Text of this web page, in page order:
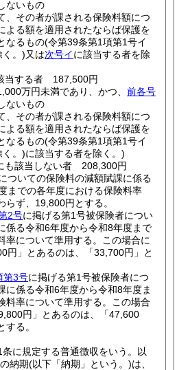
ないもの
、その者が課される保険料額につ
よる額を適用されたならば保護を
なるもの(令第39条第1項第1号イ
く。)又は次号イに該当する者を除
当する者 187,500円
万円未満であり、かつ、 前各号
ないもの
、その者が課される保険料額につ
よる額を適用されたならば保護を
なるもの(令第39条第1項第1号イ
く。)に該当する者を除く。)
も該当しない者 208,300円
ついての保険料の減額賦課に係る
までの各年度における保険料率
らず、19,800円とする。
2号に掲げる第1号被保険者につい
係る令和6年度から令和8年度まで
について準用する。
この場合に
円」とあるのは、「33,700円」と
第3号に掲げる第1号被保険者につ
に係る令和6年度から令和8年度ま
率について準用する。
この場合
円」とあるのは、「47,600
る。
に規定する普通徴収をいう。以
納期(以下「納期」という。)は、